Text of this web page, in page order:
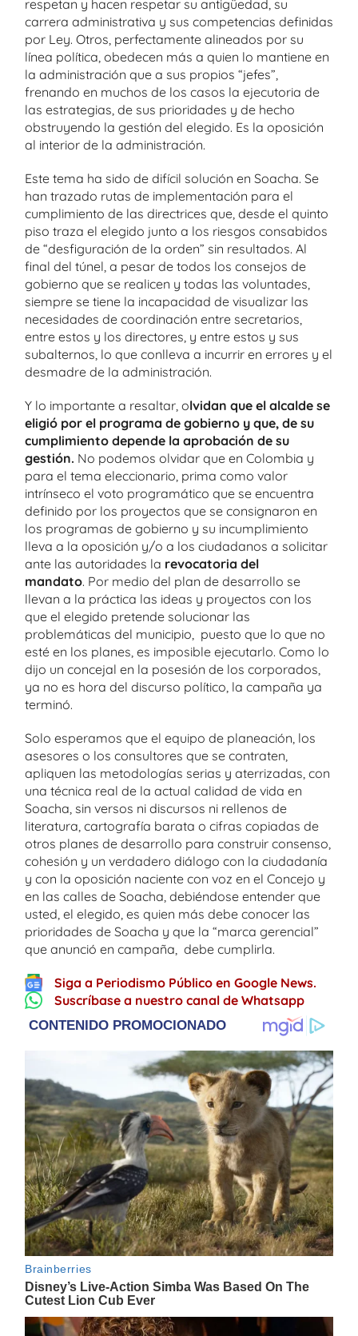
respetan y hacen respetar su antigüedad, su
carrera administrativa y sus competencias definidas
por Ley. Otros, perfectamente alineados por su
línea política, obedecen más a quien lo mantiene en
la administración que a sus propios “jefes”,
frenando en muchos de los casos la ejecutoria de
las estrategias, de sus prioridades y de hecho
obstruyendo la gestión del elegido. Es la oposición
al interior de la administración.
Este tema ha sido de difícil solución en Soacha. Se
han trazado rutas de implementación para el
cumplimiento de las directrices que, desde el quinto
piso traza el elegido junto a los riesgos consabidos
de “desfiguración de la orden” sin resultados. Al
final del túnel, a pesar de todos los consejos de
gobierno que se realicen y todas las voluntades,
siempre se tiene la incapacidad de visualizar las
necesidades de coordinación entre secretarios,
entre estos y los directores, y entre estos y sus
subalternos, lo que conlleva a incurrir en errores y el
desmadre de la administración.
Y lo importante a resaltar, olvidan que el alcalde se
eligió por el programa de gobierno y que, de su
cumplimiento depende la aprobación de su
gestión. No podemos olvidar que en Colombia y
para el tema eleccionario, prima como valor
intrínseco el voto programático que se encuentra
definido por los proyectos que se consignaron en
los programas de gobierno y su incumplimiento
lleva a la oposición y/o a los ciudadanos a solicitar
ante las autoridades la revocatoria del
mandato. Por medio del plan de desarrollo se
llevan a la práctica las ideas y proyectos con los
que el elegido pretende solucionar las
problemáticas del municipio, puesto que lo que no
esté en los planes, es imposible ejecutarlo. Como lo
dijo un concejal en la posesión de los corporados,
ya no es hora del discurso político, la campaña ya
terminó.
Solo esperamos que el equipo de planeación, los
asesores o los consultores que se contraten,
apliquen las metodologías serias y aterrizadas, con
una técnica real de la actual calidad de vida en
Soacha, sin versos ni discursos ni rellenos de
literatura, cartografía barata o cifras copiadas de
otros planes de desarrollo para construir consenso,
cohesión y un verdadero diálogo con la ciudadanía
y con la oposición naciente con voz en el Concejo y
en las calles de Soacha, debiéndose entender que
usted, el elegido, es quien más debe conocer las
prioridades de Soacha y que la “marca gerencial”
que anunció en campaña, debe cumplirla.
Siga a Periodismo Público en Google News.
Suscríbase a nuestro canal de Whatsapp